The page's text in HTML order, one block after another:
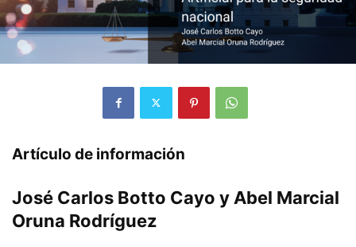
Artículo de información
José Carlos Botto Cayo y Abel Marcial
Oruna Rodríguez